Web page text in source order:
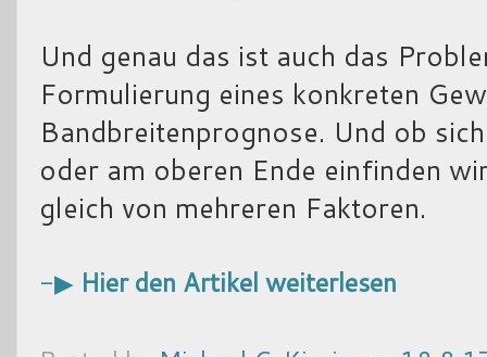
Und genau das ist auch das
Formulierung eines konkreten
Bandbreitenprognose. Und ob
oder am oberen Ende einfinden
gleich von mehreren Faktoren.
-▶ Hier den Artikel weiterlesen